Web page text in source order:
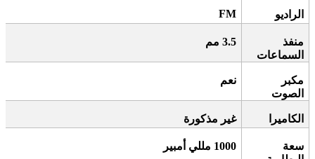
الراديو FM
منفذ
السماعات
3.5 مم
مكبر
الصوت
نعم
الكاميرا غير مذكورة
سعة
1000 مللي أمبير